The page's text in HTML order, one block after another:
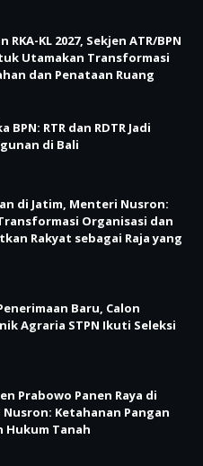
RKA-KL 2027, Sekjen ATR/BPN
Utamakan Transformasi
dan Penataan Ruang
BPN: RTR dan RDTR Jadi
di Bali
di Jatim, Menteri Nusron:
Organisasi dan
Rakyat sebagai Raja yang
Baru, Calon
Agraria STPN Ikuti Seleksi
Prabowo Panen Raya di
Ketahanan Pangan
Hukum Tanah